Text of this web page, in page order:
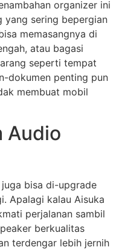
organizer ini
yang sering bepergian
memasangnya di
atau bagasi
seperti tempat
dokumen penting pun
membuat mobil
Audio
bisa di-upgrade
Apalagi kalau Aisuka
perjalanan sambil
berkualitas
terdengar lebih jernih